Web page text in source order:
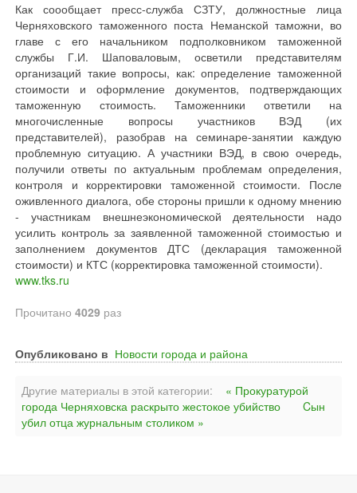
Как соообщает пресс-служба СЗТУ, должностные лица
Черняховского таможенного поста Неманской таможни, во
главе с его начальником подполковником таможенной
службы Г.И. Шаповаловым, осветили представителям
организаций такие вопросы, как: определение таможенной
стоимости и оформление документов, подтверждающих
таможенную стоимость. Таможенники ответили на
многочисленные вопросы участников ВЭД (их
представителей), разобрав на семинаре-занятии каждую
проблемную ситуацию. А участники ВЭД, в свою очередь,
получили ответы по актуальным проблемам определения,
контроля и корректировки таможенной стоимости. После
оживленного диалога, обе стороны пришли к одному мнению
- участникам внешнеэкономической деятельности надо
усилить контроль за заявленной таможенной стоимостью и
заполнением документов ДТС (декларация таможенной
стоимости) и КТС (корректировка таможенной стоимости).
www.tks.ru
Прочитано 4029 раз
Опубликовано в Новости города и района
Другие материалы в этой категории:
« Прокуратурой
города Черняховска раскрыто жестокое убийство
Cын
убил отца журнальным столиком »